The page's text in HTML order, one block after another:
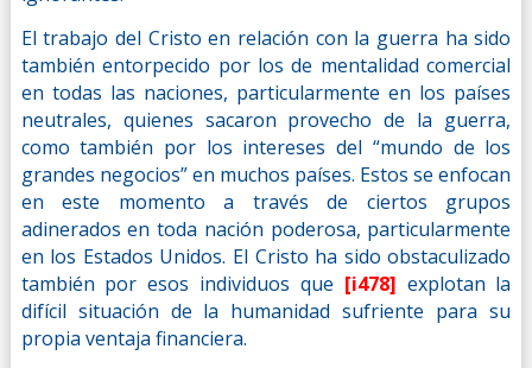
El trabajo del Cristo en relación con la guerra ha sido
también entorpecido por los de mentalidad comercial
en todas las naciones, particularmente en los países
neutrales, quienes sacaron provecho de la guerra,
como también por los intereses del “mundo de los
grandes negocios” en muchos países. Estos se enfocan
en este momento a través de ciertos grupos
adinerados en toda nación poderosa, particularmente
en los Estados Unidos. El Cristo ha sido obstaculizado
también por esos individuos que [i478] explotan la
difícil situación de la humanidad sufriente para su
propia ventaja financiera.